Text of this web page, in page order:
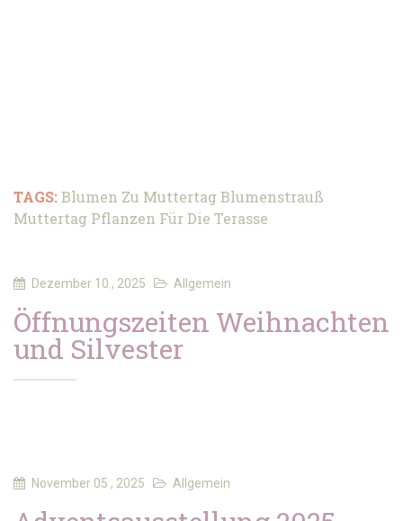
TAGS:Blumen Zu MuttertagBlumenstrauß
Muttertag Pflanzen Für Die Terasse
Dezember 10 , 2025 Allgemein
Öffnungszeiten Weihnachten
und Silvester
November 05 , 2025 Allgemein